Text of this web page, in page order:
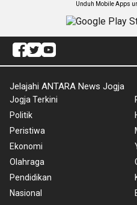
Unduh Mobile Apps
Jelajahi ANTARA News Jogja
Jogja Terkini
Politik
Peristiwa
Ekonomi
Olahraga
Pendidikan
Nasional